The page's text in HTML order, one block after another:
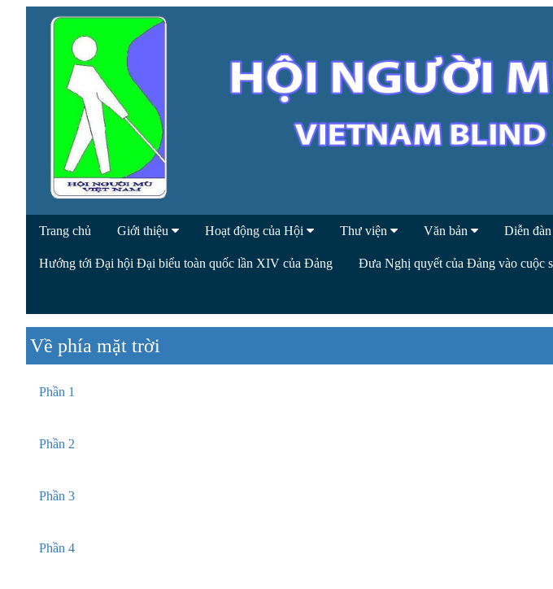
Trang chủ Giới thiệu Hoạt động của Hội Thư viện Văn bản Diễn
Hướng tới Đại hội Đại biểu toàn quốc lần XIV của Đảng Đưa Nghị quyết của Đảng vào cuộc
Về phía mặt trời
Phần 1
Phần 2
Phần 3
Phần 4